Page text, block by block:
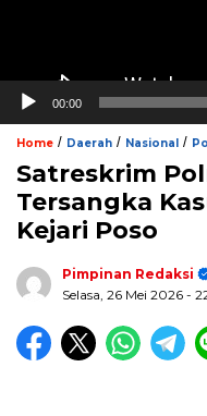
00:00
Home / Daerah / Nasional /
Satreskrim
Tersangka
Kejari Poso
Pimpinan Redaksi
Selasa, 26 Mei 2026 -